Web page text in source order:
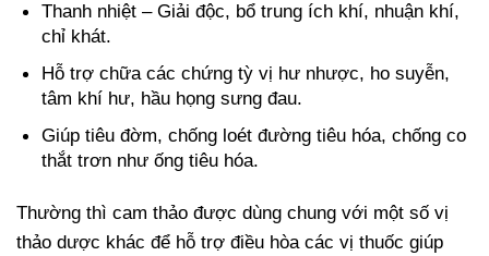
Thanh nhiệt – Giải độc, bổ trung ích khí, nhuận khí,
chỉ khát.
Hỗ trợ chữa các chứng tỳ vị hư nhược, ho suyễn,
tâm khí hư, hầu họng sưng đau.
Giúp tiêu đờm, chống loét đường tiêu hóa, chống co
thắt trơn như ống tiêu hóa.
Thường thì cam thảo được dùng chung với một số vị
thảo dược khác để hỗ trợ điều hòa các vị thuốc giúp